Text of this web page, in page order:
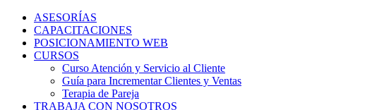
ASESORÍAS
CAPACITACIONES
POSICIONAMIENTO WEB
CURSOS
Curso Atención y Servicio al Cliente
Guía para Incrementar Clientes y Ventas
Terapia de Pareja
TRABAJA CON NOSOTROS